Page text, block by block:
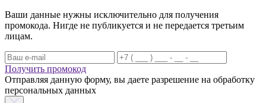
Ваши данные нужны исключительно для получения
промокода. Нигде не публикуется и не передается третьим
лицам.
Получить промокод
Отправляя данную форму, вы даете разрешение на обработку
персональных данных